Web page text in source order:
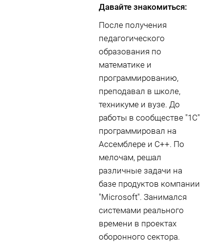
Давайте знакомиться:
После получения
педагогического
образования по
математике и
программированию,
преподавал в школе,
техникуме и вузе. До
работы в сообществе "1С"
программировал на
Ассемблере и С++. По
мелочам, решал
различные задачи на
базе продуктов компании
"Microsoft". Занимался
системами реального
времени в проектах
оборонного сектора.